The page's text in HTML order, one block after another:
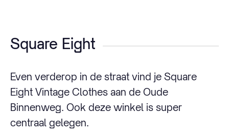
Square Eight
Even verderop in de straat vind je Square
Eight Vintage Clothes aan de Oude
Binnenweg. Ook deze winkel is super
centraal gelegen.